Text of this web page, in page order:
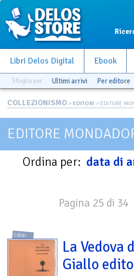
Libri Delos Digital Ebook
Sfoglia per Ultimi arrivi Per editore
COLLEZIONISMO > EDITORI > EDITORE
EDITORE
Ordina per: data di
Pagina 25 di 34
LIBRI
La
Giallo